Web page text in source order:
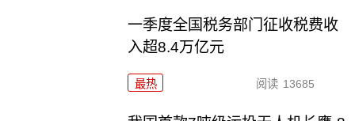
一季度全国税务部门征收税费收
入超8.4万亿元
最热 阅读 13685